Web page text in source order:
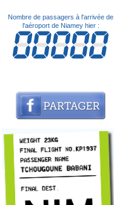
Nombre de passagers à l'arrivée de
l'aéroport de Niamey hier :